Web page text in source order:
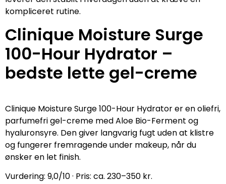
kompliceret rutine.
Clinique Moisture Surge
100-Hour Hydrator –
bedste lette gel-creme
Clinique Moisture Surge 100-Hour Hydrator er en oliefri,
parfumefri gel-creme med Aloe Bio-Ferment og
hyaluronsyre. Den giver langvarig fugt uden at klistre
og fungerer fremragende under makeup, når du
ønsker en let finish.
Vurdering: 9,0/10 · Pris: ca. 230–350 kr.